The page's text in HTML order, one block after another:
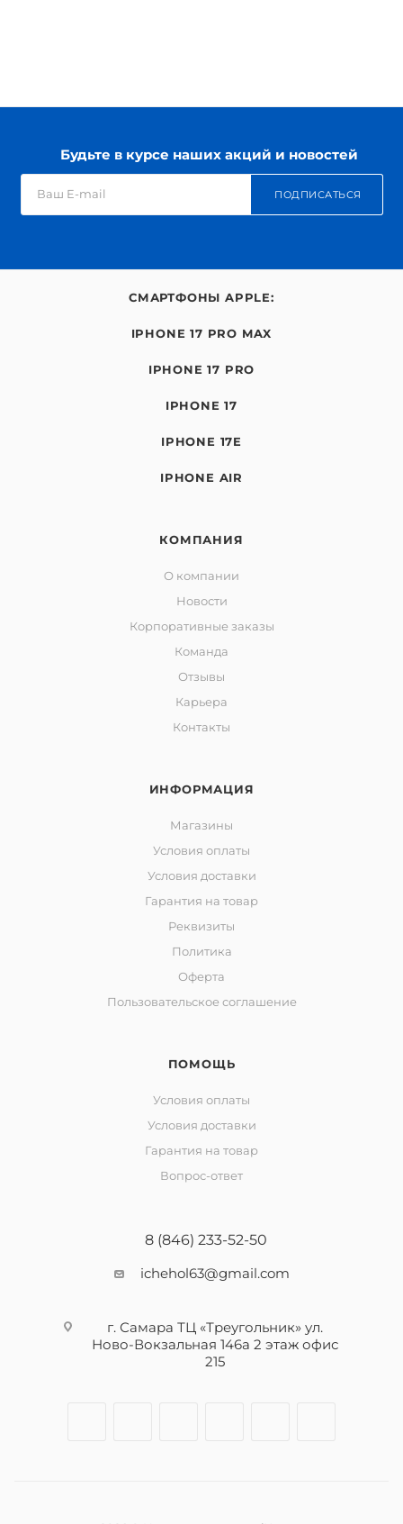
Будьте в курсе наших акций и новостей
ПОДПИСАТЬСЯ
СМАРТФОНЫ APPLE:
IPHONE 17 PRO MAX
IPHONE 17 PRO
IPHONE 17
IPHONE 17E
IPHONE AIR
КОМПАНИЯ
О компании
Новости
Корпоративные заказы
Команда
Отзывы
Карьера
Контакты
ИНФОРМАЦИЯ
Магазины
Условия оплаты
Условия доставки
Гарантия на товар
Реквизиты
Политика
Оферта
Пользовательское соглашение
ПОМОЩЬ
Условия оплаты
Условия доставки
Гарантия на товар
Вопрос-ответ
8 (846) 233-52-50
ichehol63@gmail.com
г. Самара ТЦ «Треугольник» ул.
Ново-Вокзальная 146а 2 этаж офис
215